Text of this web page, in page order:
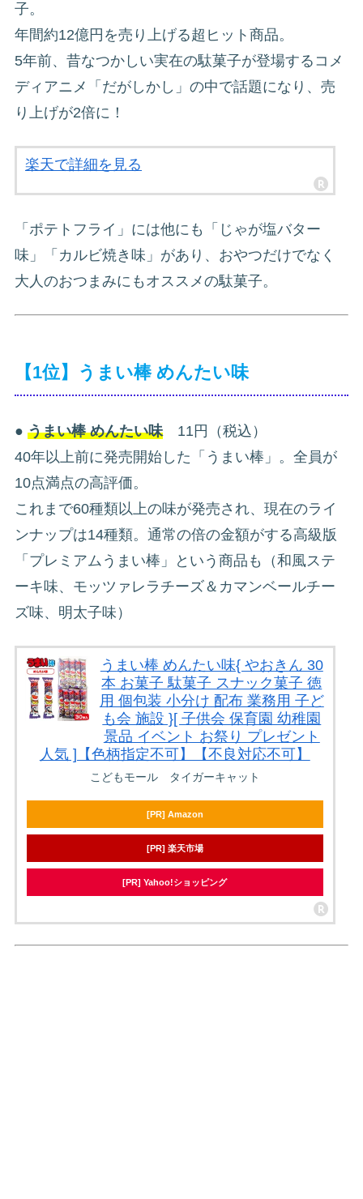
子。
年間約12億円を売り上げる超ヒット商品。
5年前、昔なつかしい実在の駄菓子が登場するコメ
ディアニメ「だがしかし」の中で話題になり、売
り上げが2倍に！
楽天で詳細を見る
「ポテトフライ」には他にも「じゃが塩バター
味」「カルビ焼き味」があり、おやつだけでなく
大人のおつまみにもオススメの駄菓子。
【1位】うまい棒 めんたい味
● うまい棒 めんたい味 11円（税込）
40年以上前に発売開始した「うまい棒」。全員が
10点満点の高評価。
これまで60種類以上の味が発売され、現在のライ
ンナップは14種類。通常の倍の金額がする高級版
「プレミアムうまい棒」という商品も（和風ステ
ーキ味、モッツァレラチーズ＆カマンベールチー
ズ味、明太子味）
うまい棒 めんたい味{ やおきん 30
本 お菓子 駄菓子 スナック菓子 徳
用 個包装 小分け 配布 業務用 子ど
も会 施設 }[ 子供会 保育園 幼稚園
景品 イベント お祭り プレゼント
人気 ]【色柄指定不可】【不良対応不可】
こどもモール タイガーキャット
[PR] Amazon
[PR] 楽天市場
[PR] Yahoo!ショッピング